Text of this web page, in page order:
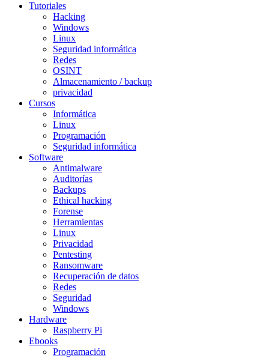
Tutoriales
Hacking
Windows
Linux
Seguridad informática
Redes
OSINT
Almacenamiento / backup
privacidad
Cursos
Informática
Linux
Programación
Seguridad informática
Software
Antimalware
Auditorías
Backups
Ethical hacking
Forense
Herramientas
Linux
Privacidad
Pentesting
Ransomware
Recuperación de datos
Redes
Seguridad
Windows
Hardware
Raspberry Pi
Ebooks
Programación